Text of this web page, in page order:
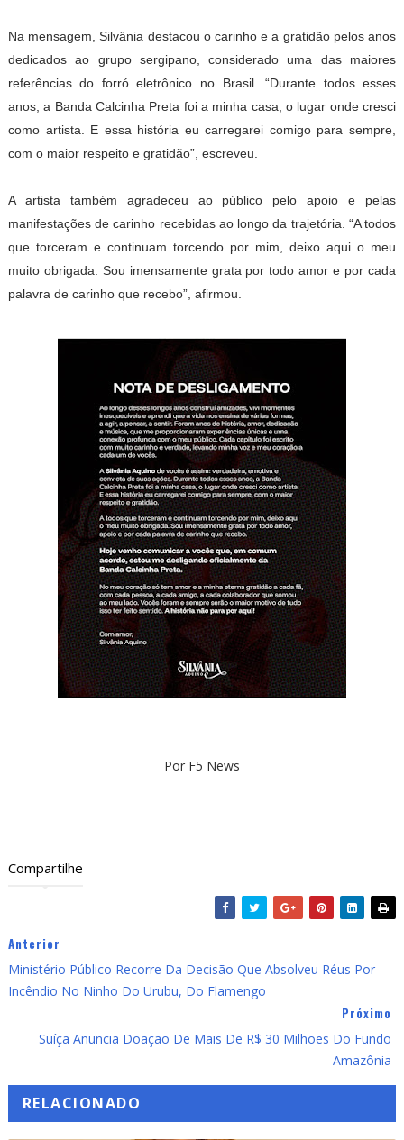
Na mensagem, Silvânia destacou o carinho e a gratidão pelos anos
dedicados ao grupo sergipano, considerado uma das maiores
referências do forró eletrônico no Brasil. “Durante todos esses
anos, a Banda Calcinha Preta foi a minha casa, o lugar onde cresci
como artista. E essa história eu carregarei comigo para sempre,
com o maior respeito e gratidão”, escreveu.
A artista também agradeceu ao público pelo apoio e pelas
manifestações de carinho recebidas ao longo da trajetória. “A todos
que torceram e continuam torcendo por mim, deixo aqui o meu
muito obrigada. Sou imensamente grata por todo amor e por cada
palavra de carinho que recebo”, afirmou.
Por F5 News
Compartilhe
Anterior
Ministério Público Recorre Da Decisão Que Absolveu Réus Por
Incêndio No Ninho Do Urubu, Do Flamengo
Próximo
Suíça Anuncia Doação De Mais De R$ 30 Milhões Do Fundo
Amazônia
RELACIONADO